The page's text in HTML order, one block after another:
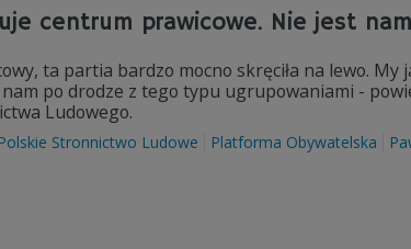
centrum prawicowe. Nie jest
ta partia bardzo mocno skręciła na lewo. My
po drodze z tego typu ugrupowaniami -
Ludowego.
Polskie Stronnictwo Ludowe Platforma Obywatelska